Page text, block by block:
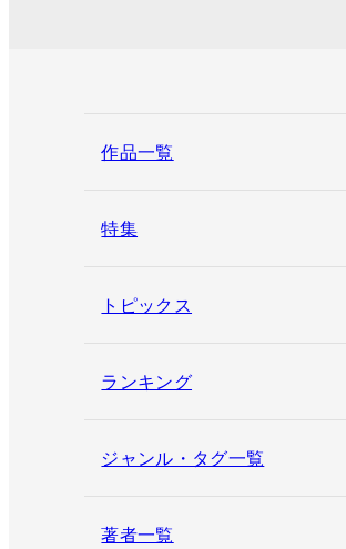
作品一覧
特集
トピックス
ランキング
ジャンル・タグ一覧
著者一覧